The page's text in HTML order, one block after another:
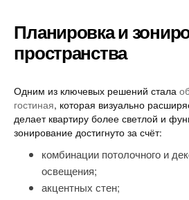
Планировка и
пространства
Одним из ключевых решений стала
гостиная, которая визуально
делает квартиру более светлой и
зонирование достигнуто за счёт:
комбинации потолочного и
освещения;
акцентных стен;